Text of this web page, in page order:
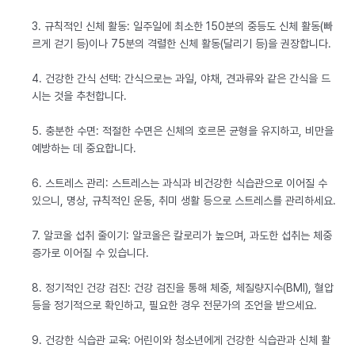
3. 규칙적인 신체 활동: 일주일에 최소한 150분의 중등도 신체 활동(빠
르게 걷기 등)이나 75분의 격렬한 신체 활동(달리기 등)을 권장합니다.
4. 건강한 간식 선택: 간식으로는 과일, 야채, 견과류와 같은 간식을 드
시는 것을 추천합니다.
5. 충분한 수면: 적절한 수면은 신체의 호르몬 균형을 유지하고, 비만을
예방하는 데 중요합니다.
6. 스트레스 관리: 스트레스는 과식과 비건강한 식습관으로 이어질 수
있으니, 명상, 규칙적인 운동, 취미 생활 등으로 스트레스를 관리하세요.
7. 알코올 섭취 줄이기: 알코올은 칼로리가 높으며, 과도한 섭취는 체중
증가로 이어질 수 있습니다.
8. 정기적인 건강 검진: 건강 검진을 통해 체중, 체질량지수(BMI), 혈압
등을 정기적으로 확인하고, 필요한 경우 전문가의 조언을 받으세요.
9. 건강한 식습관 교육: 어린이와 청소년에게 건강한 식습관과 신체 활